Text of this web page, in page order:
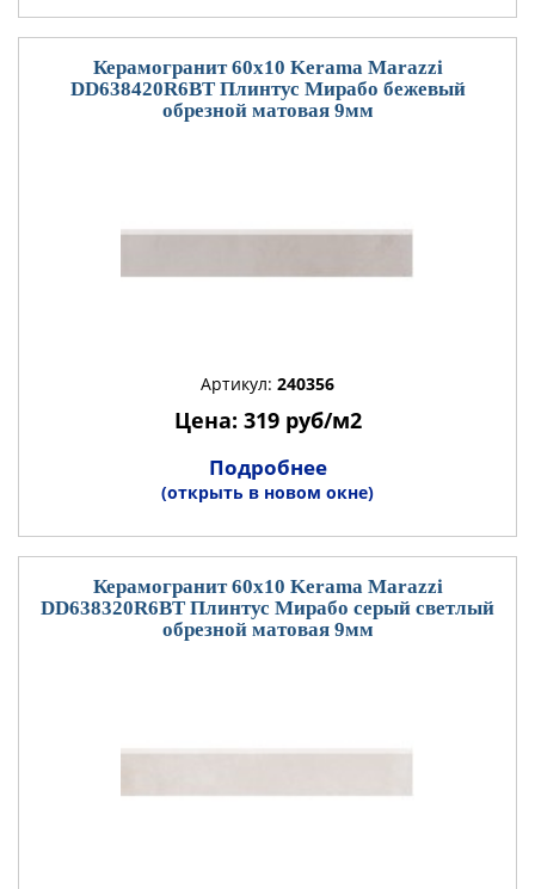
Керамогранит 60x10 Kerama Marazzi
DD638420R6BT Плинтус Мирабо бежевый
обрезной матовая 9мм
Артикул: 240356
Цена: 319 руб/м2
Подробнее
(открыть в новом окне)
Керамогранит 60x10 Kerama Marazzi
DD638320R6BT Плинтус Мирабо серый светлый
обрезной матовая 9мм